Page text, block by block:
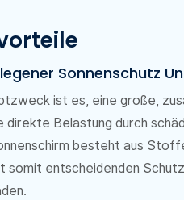
Sonnenschutz
ist es, eine große,
direkte Belastung durch
besteht aus
somit entscheidenden